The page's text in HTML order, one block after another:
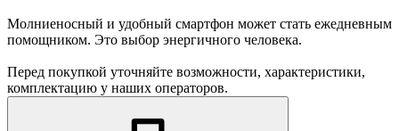
Молниеносный и удобный смартфон может стать ежедневным
помощником. Это выбор энергичного человека.
Перед покупкой уточняйте возможности, характеристики,
комплектацию у наших операторов.